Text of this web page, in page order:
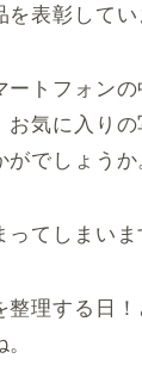
表彰してい
ートフォン
気に入りの
でしょうか
てしまいま
整理する日